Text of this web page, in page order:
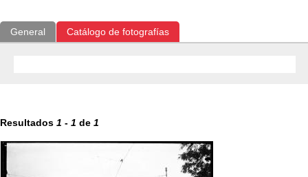
General Catálogo de fotografías
Resultados 1 - 1 de 1